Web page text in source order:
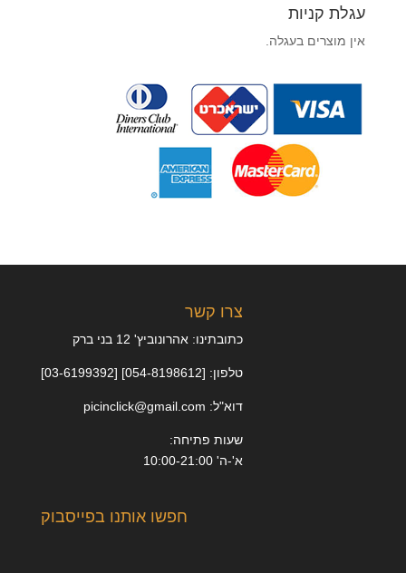
עגלת קניות
אין מוצרים בעגלה.
צרו קשר
כתובתינו: אהרונוביץ' 12 בני ברק
טלפון: [054-8198612] [03-6199392]
דוא"ל: picinclick@gmail.com
שעות פתיחה:
א'-ה' 10:00-21:00
חפשו אותנו בפייסבוק